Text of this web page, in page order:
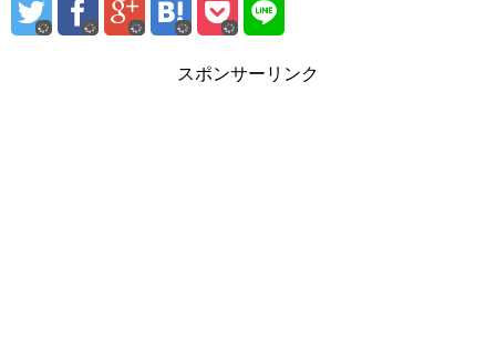
スポンサーリンク